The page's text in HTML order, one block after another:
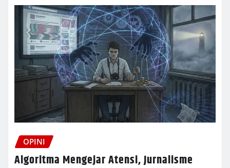
OPINI
Algoritma Mengejar Atensi, Jurnalisme